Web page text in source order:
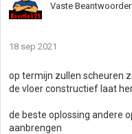
Vaste Beantwoorder
18 sep 2021
op termijn zullen scheuren
de vloer constructief laat
de beste oplossing andere
aanbrengen